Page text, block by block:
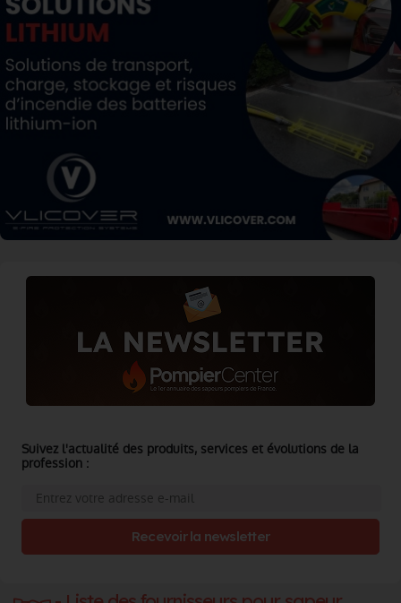
Suivez l'actualité des produits, services et évolutions de la
profession :
Recevoir la newsletter